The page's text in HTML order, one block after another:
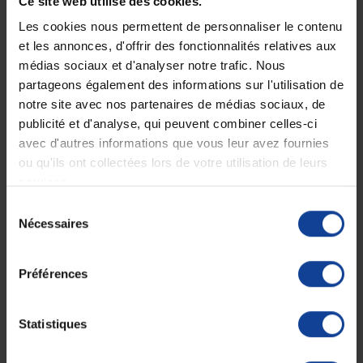
Les cookies nous permettent de personnaliser le contenu
et les annonces, d'offrir des fonctionnalités relatives aux
médias sociaux et d'analyser notre trafic. Nous
partageons également des informations sur l'utilisation de
notre site avec nos partenaires de médias sociaux, de
publicité et d'analyse, qui peuvent combiner celles-ci
avec d'autres informations que vous leur avez fournies
ou qu'ils ont collectées lors de votre utilisation de leurs
Nécessaires
Préférences
Statistiques
EN STOCK
Tabouret de douche
découpe anatomique...
169,90 €
Chaise de douche confort
I-Fit
89,90 €